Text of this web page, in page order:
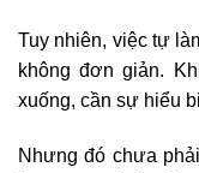
Tuy nhiên, việc tự
không đơn giản.
xuống, cần sự hiểu
Nhưng đó chưa